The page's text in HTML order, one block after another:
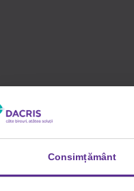
Consimțământ